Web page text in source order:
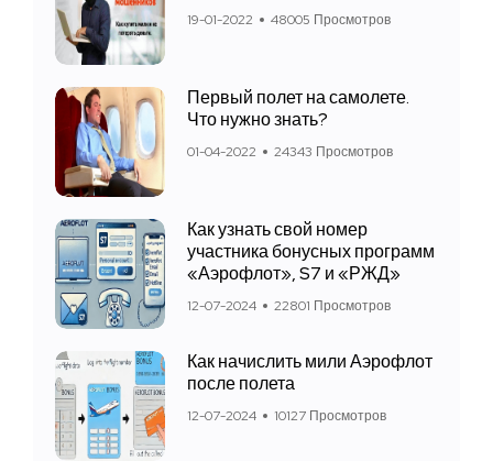
19-01-2022 48005 Просмотров
Первый полет на самолете.
Что нужно знать?
01-04-2022 24343 Просмотров
Как узнать свой номер
участника бонусных программ
«Аэрофлот», S7 и «РЖД»
12-07-2024 22801 Просмотров
Как начислить мили Аэрофлот
после полета
12-07-2024 10127 Просмотров